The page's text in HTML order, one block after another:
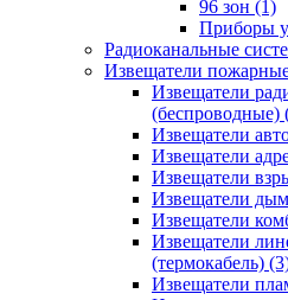
96 зон (1)
Приборы
Радиоканальные
Извещатели
Извещатели
(беспроводные)
Извещатели
Извещатели
Извещатели
Извещатели
Извещатели
Извещатели
(термокабель)
Извещатели